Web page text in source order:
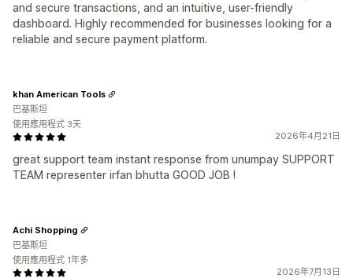
and secure transactions, and an intuitive, user-friendly
dashboard. Highly recommended for businesses looking for a
reliable and secure payment platform.
2026年4月21日
great support team instant response from unumpay SUPPORT
TEAM representer irfan bhutta GOOD JOB !
khan American Tools
巴基斯坦
使用應用程式 3天
2026年7月13日
Achi Shopping
巴基斯坦
使用應用程式 1年多